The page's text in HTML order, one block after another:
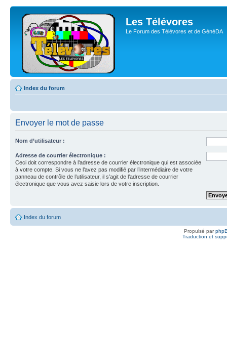
Les Télévores
Le Forum des Télévores et de GénéDA
Index du forum
Envoyer le mot de passe
Nom d’utilisateur :
Adresse de courrier électronique :
Ceci doit correspondre à l’adresse de courrier électronique qui est associée
à votre compte. Si vous ne l’avez pas modifié par l’intermédiaire de votre
panneau de contrôle de l’utilisateur, il s’agit de l’adresse de courrier
électronique que vous avez saisie lors de votre inscription.
Index du forum
Propulsé par
Traduction et